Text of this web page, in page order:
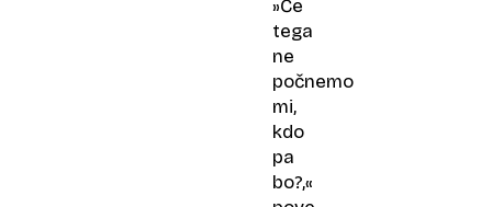
»Če
tega
ne
počnemo
mi,
kdo
pa
bo?,«